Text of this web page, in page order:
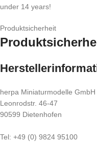
under 14 years!
Produktsicherheit
herpa Miniaturmodelle GmbH
Leonrodstr. 46-47
90599 Dietenhofen
Tel: +49 (0) 9824 95100